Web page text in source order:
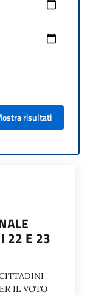
risultati
22 E 23
IL VOTO